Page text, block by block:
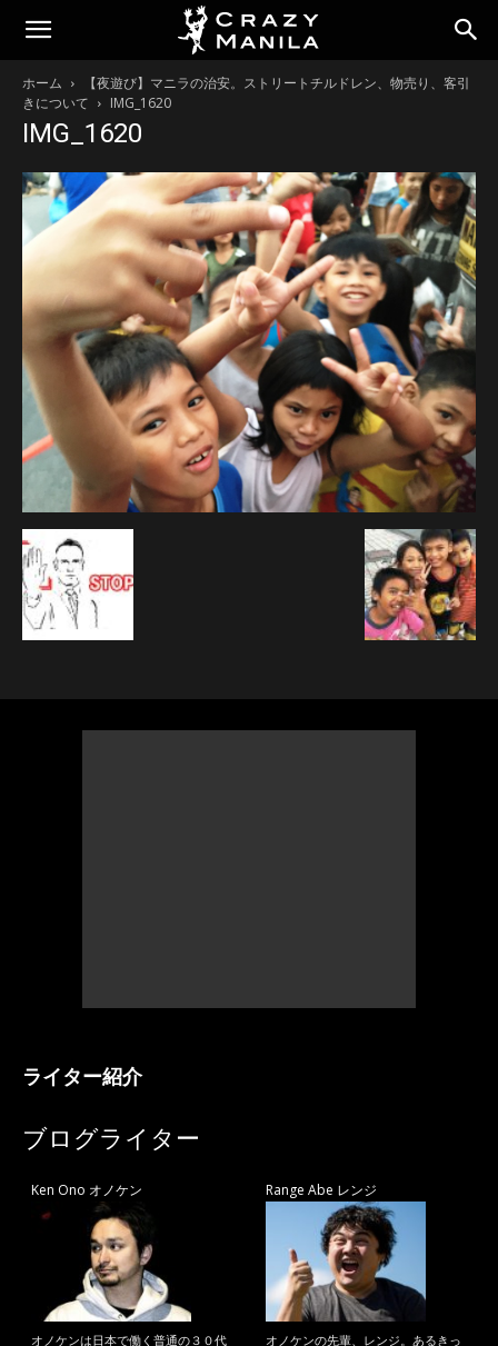
ホーム
【夜遊び】マニラの治安。ストリートチルドレン、物売り、客引
きについて
IMG_1620
IMG_1620
ライター紹介
ブログライター
Ken Ono オノケン
オノケンは日本で働く普通の３０代
Range Abe レンジ
オノケンの先輩、レンジ。あるきっ